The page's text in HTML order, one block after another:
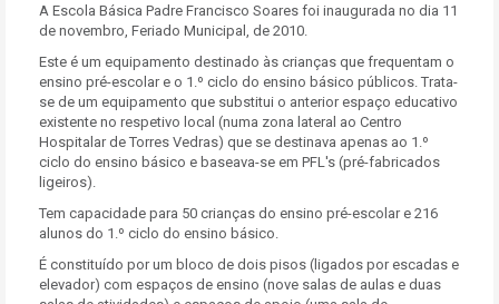
A Escola Básica Padre Francisco Soares foi inaugurada no dia 11
de novembro, Feriado Municipal, de 2010.
Este é um equipamento destinado às crianças que frequentam o
ensino pré-escolar e o 1.º ciclo do ensino básico públicos. Trata-
se de um equipamento que substitui o anterior espaço educativo
existente no respetivo local (numa zona lateral ao Centro
Hospitalar de Torres Vedras) que se destinava apenas ao 1.º
ciclo do ensino básico e baseava-se em PFL's (pré-fabricados
ligeiros).
Tem capacidade para 50 crianças do ensino pré-escolar e 216
alunos do 1.º ciclo do ensino básico.
É constituído por um bloco de dois pisos (ligados por escadas e
elevador) com espaços de ensino (nove salas de aulas e duas